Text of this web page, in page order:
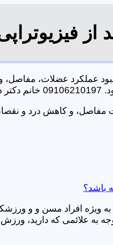
از
عملکرد عضلات،
مفاصل، و کاهش درد و
باشد؟
ویژه افراد مسن و و
به علائمی که دارید، ورزش